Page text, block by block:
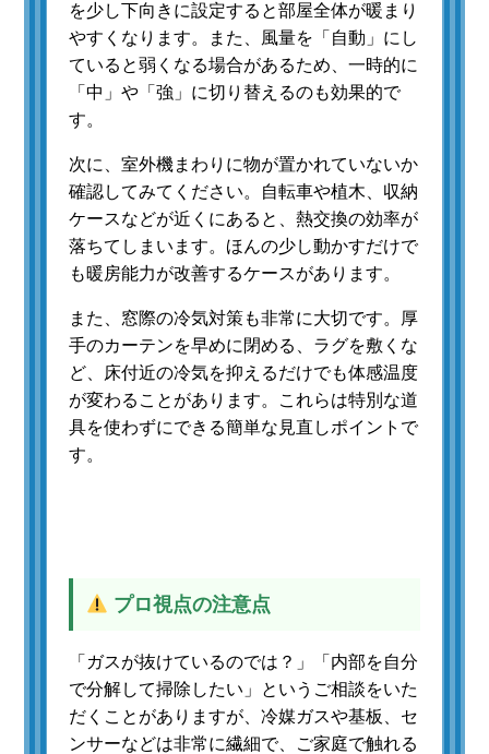
を少し下向きに設定すると部屋全体が暖まり
やすくなります。また、風量を「自動」にし
ていると弱くなる場合があるため、一時的に
「中」や「強」に切り替えるのも効果的で
す。
次に、室外機まわりに物が置かれていないか
確認してみてください。自転車や植木、収納
ケースなどが近くにあると、熱交換の効率が
落ちてしまいます。ほんの少し動かすだけで
も暖房能力が改善するケースがあります。
また、窓際の冷気対策も非常に大切です。厚
手のカーテンを早めに閉める、ラグを敷くな
ど、床付近の冷気を抑えるだけでも体感温度
が変わることがあります。これらは特別な道
具を使わずにできる簡単な見直しポイントで
す。
プロ視点の注意点
「ガスが抜けているのでは？」「内部を自分
で分解して掃除したい」というご相談をいた
だくことがありますが、冷媒ガスや基板、セ
ンサーなどは非常に繊細で、ご家庭で触れる